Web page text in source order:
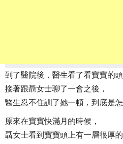
到了醫院後，醫生看了看寶寶的頭
接著跟聶女士聊了一會之後，
醫生忍不住訓了她一頓，到底是
原來在寶寶快滿月的時候，
聶女士看到寶寶頭上有一層很厚